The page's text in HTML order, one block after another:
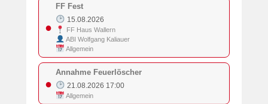
●
FF Fest
15.08.2026
FF Haus Wallern
ABI Wolfgang Kaliauer
Allgemein
●
Annahme Feuerlöscher
21.08.2026 17:00
Allgemein